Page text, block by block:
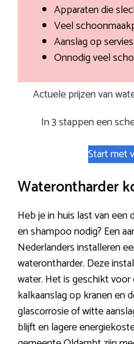
Apparaten die
Veel
Aanslag op servies.
Onnodig veel
Actuele prijzen van
In 3 stappen een
Start met
Waterontharder
Heb je in huis last van
en shampoo nodig? Een
Nederlanders installeren
waterontharder. Deze
water. Het is geschikt
kalkaanslag op kranen en
glascorrosie of witte
blijft en lagere